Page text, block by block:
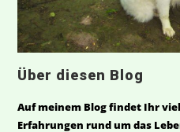
Über diesen Blog
Auf meinem Blog findet Ihr
Erfahrungen rund um das